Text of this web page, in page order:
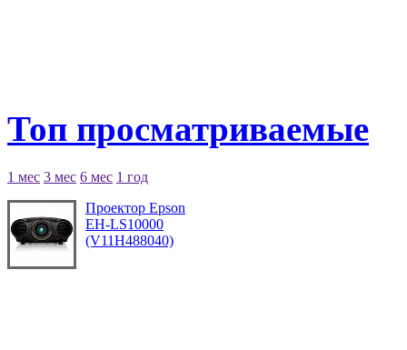
Топ просматриваемые
1 мес 3 мес 6 мес 1 год
Проектор Epson
EH-LS10000
(V11H488040)